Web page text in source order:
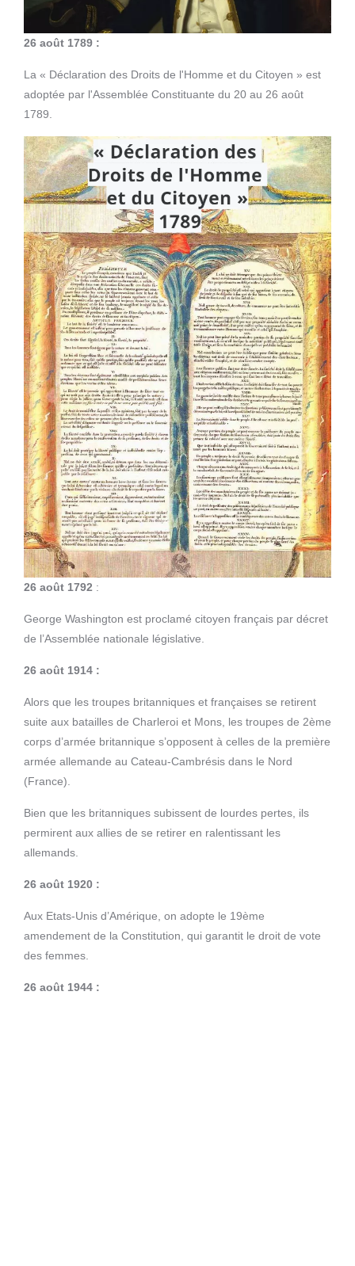
26 août 1789 :
La « Déclaration des Droits de l'Homme et du Citoyen » est
adoptée par l'Assemblée Constituante du 20 au 26 août
1789.
26 août 1792 :
George Washington est proclamé citoyen français par décret
de l’Assemblée nationale législative.
26 août 1914 :
Alors que les troupes britanniques et françaises se retirent
suite aux batailles de Charleroi et Mons, les troupes de 2ème
corps d’armée britannique s’opposent à celles de la première
armée allemande au Cateau-Cambrésis dans le Nord
(France).
Bien que les britanniques subissent de lourdes pertes, ils
permirent aux allies de se retirer en ralentissant les
allemands.
26 août 1920 :
Aux Etats-Unis d’Amérique, on adopte le 19ème
amendement de la Constitution, qui garantit le droit de vote
des femmes.
26 août 1944 :